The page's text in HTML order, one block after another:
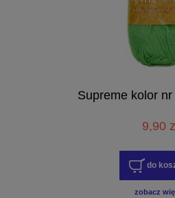
Supreme kolor
9,90
do
zobacz